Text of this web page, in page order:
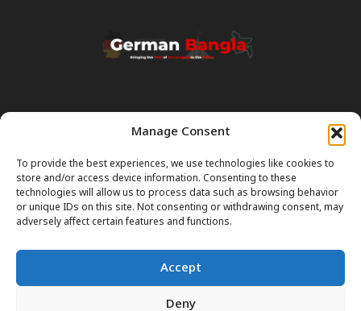
Manage Consent
To provide the best experiences, we use technologies like cookies to
store and/or access device information. Consenting to these
technologies will allow us to process data such as browsing behavior
or unique IDs on this site. Not consenting or withdrawing consent, may
adversely affect certain features and functions.
Accept
Deny
Transparency & Disclaimer:
Some content and images on this site are generated with the
assistance of Artificial Intelligence (AI). While we strive for accuracy, AI
can occasionally produce incorrect or outdated information.
Please Note:The content on GermanBangla.com is intended solely
professional advice. Always verify official rules (Visas, Laws, Taxes)
with government authorities before taking action.